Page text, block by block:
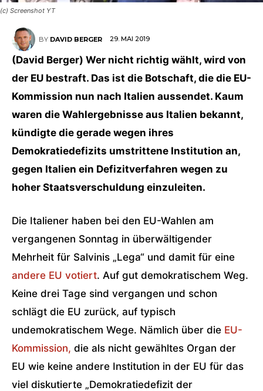
(c) Screenshot YT
BY DAVID BERGER 29. MAI 2019
(David Berger) Wer nicht richtig wählt, wird von
der EU bestraft. Das ist die Botschaft, die die EU-
Kommission nun nach Italien aussendet. Kaum
waren die Wahlergebnisse aus Italien bekannt,
kündigte die gerade wegen ihres
Demokratiedefizits umstrittene Institution an,
gegen Italien ein Defizitverfahren wegen zu
hoher Staatsverschuldung einzuleiten.
Die Italiener haben bei den EU-Wahlen am
vergangenen Sonntag in überwältigender
Mehrheit für Salvinis „Lega“ und damit für eine
andere EU votiert. Auf gut demokratischem Weg.
Keine drei Tage sind vergangen und schon
schlägt die EU zurück, auf typisch
undemokratischem Wege. Nämlich über die EU-
Kommission, die als nicht gewähltes Organ der
EU wie keine andere Institution in der EU für das
viel diskutierte „Demokratiedefizit der